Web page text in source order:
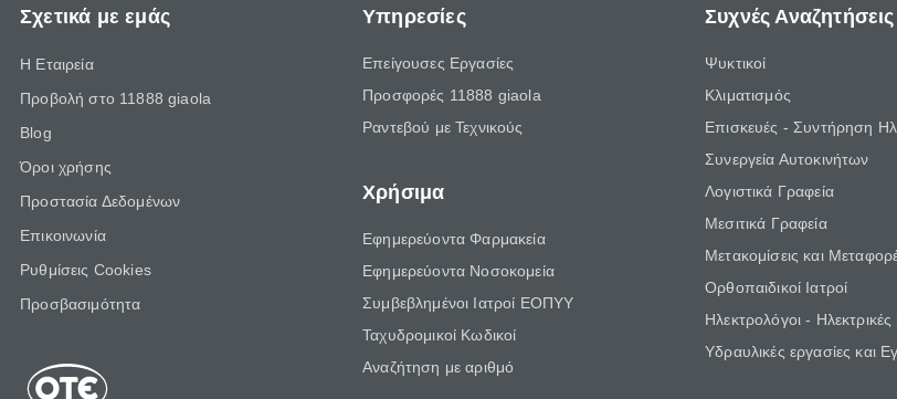
Σχετικά με εμάς
Η Εταιρεία
Προβολή στο 11888 giaola
Blog
Όροι χρήσης
Προστασία Δεδομένων
Επικοινωνία
Ρυθμίσεις Cookies
Προσβασιμότητα
Υπηρεσίες
Επείγουσες Εργασίες
Προσφορές 11888 giaola
Ραντεβού με Τεχνικούς
Χρήσιμα
Εφημερεύοντα Φαρμακεία
Εφημερεύοντα Νοσοκομεία
Συμβεβλημένοι Ιατροί ΕΟΠΥΥ
Ταχυδρομικοί Κωδικοί
Αναζήτηση με αριθμό
Συχνές Αναζητήσεις
Ψυκτικοί
Κλιματισμός
Επισκευές - Συντήρηση
Συνεργεία Αυτοκινήτων
Λογιστικά Γραφεία
Μεσιτικά Γραφεία
Μετακομίσεις και
Ορθοπαιδικοί Ιατροί
Ηλεκτρολόγοι -
Υδραυλικές εργασίες και